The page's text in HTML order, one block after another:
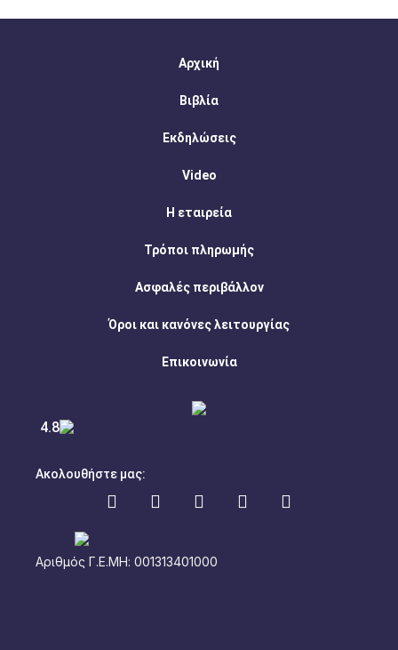
4.8
Αρχική
Βιβλία
Εκδηλώσεις
Video
Η εταιρεία
Τρόποι πληρωμής
Ασφαλές περιβάλλον
Όροι και κανόνες λειτουργίας
Επικοινωνία
Ακολουθήστε μας:
Αριθμός Γ.Ε.ΜΗ: 001313401000